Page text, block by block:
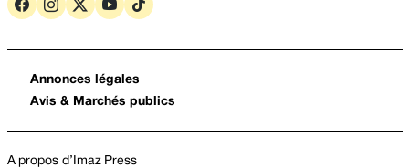
Annonces légales
Avis & Marchés publics
A propos d’Imaz Press